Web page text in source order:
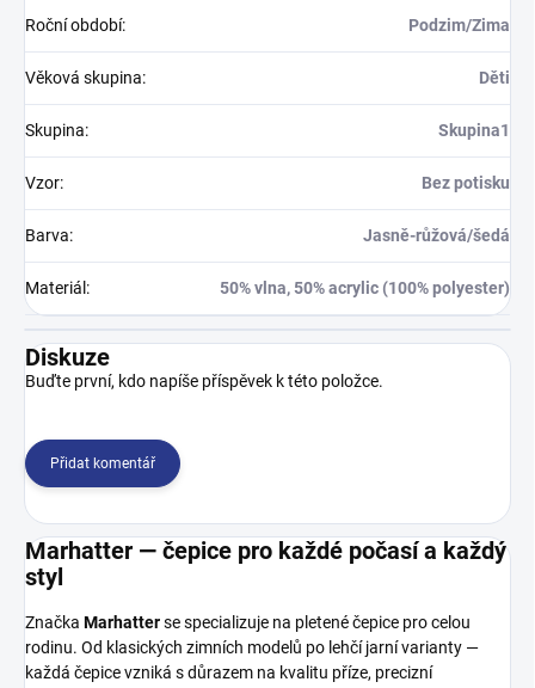
Roční období: Podzim/Zima
Věková skupina: Děti
Skupina: Skupina1
Vzor: Bez potisku
Barva: Jasně-růžová/šedá
Materiál : 50% vlna, 50% acrylic (100% polyester)
Diskuze
Buďte první, kdo napíše příspěvek k této položce.
Přidat komentář
Marhatter — čepice pro každé počasí a každý
styl
Značka Marhatterse specializuje na pletené čepice pro celou
rodinu. Od klasických zimních modelů po lehčí jarní varianty —
každá čepice vzniká s důrazem na kvalitu příze, precizní